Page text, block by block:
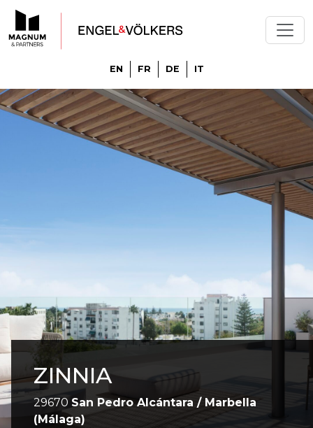
EN FR DE IT
ZINNIA
29670 San Pedro Alcántara / Marbella
(Málaga)